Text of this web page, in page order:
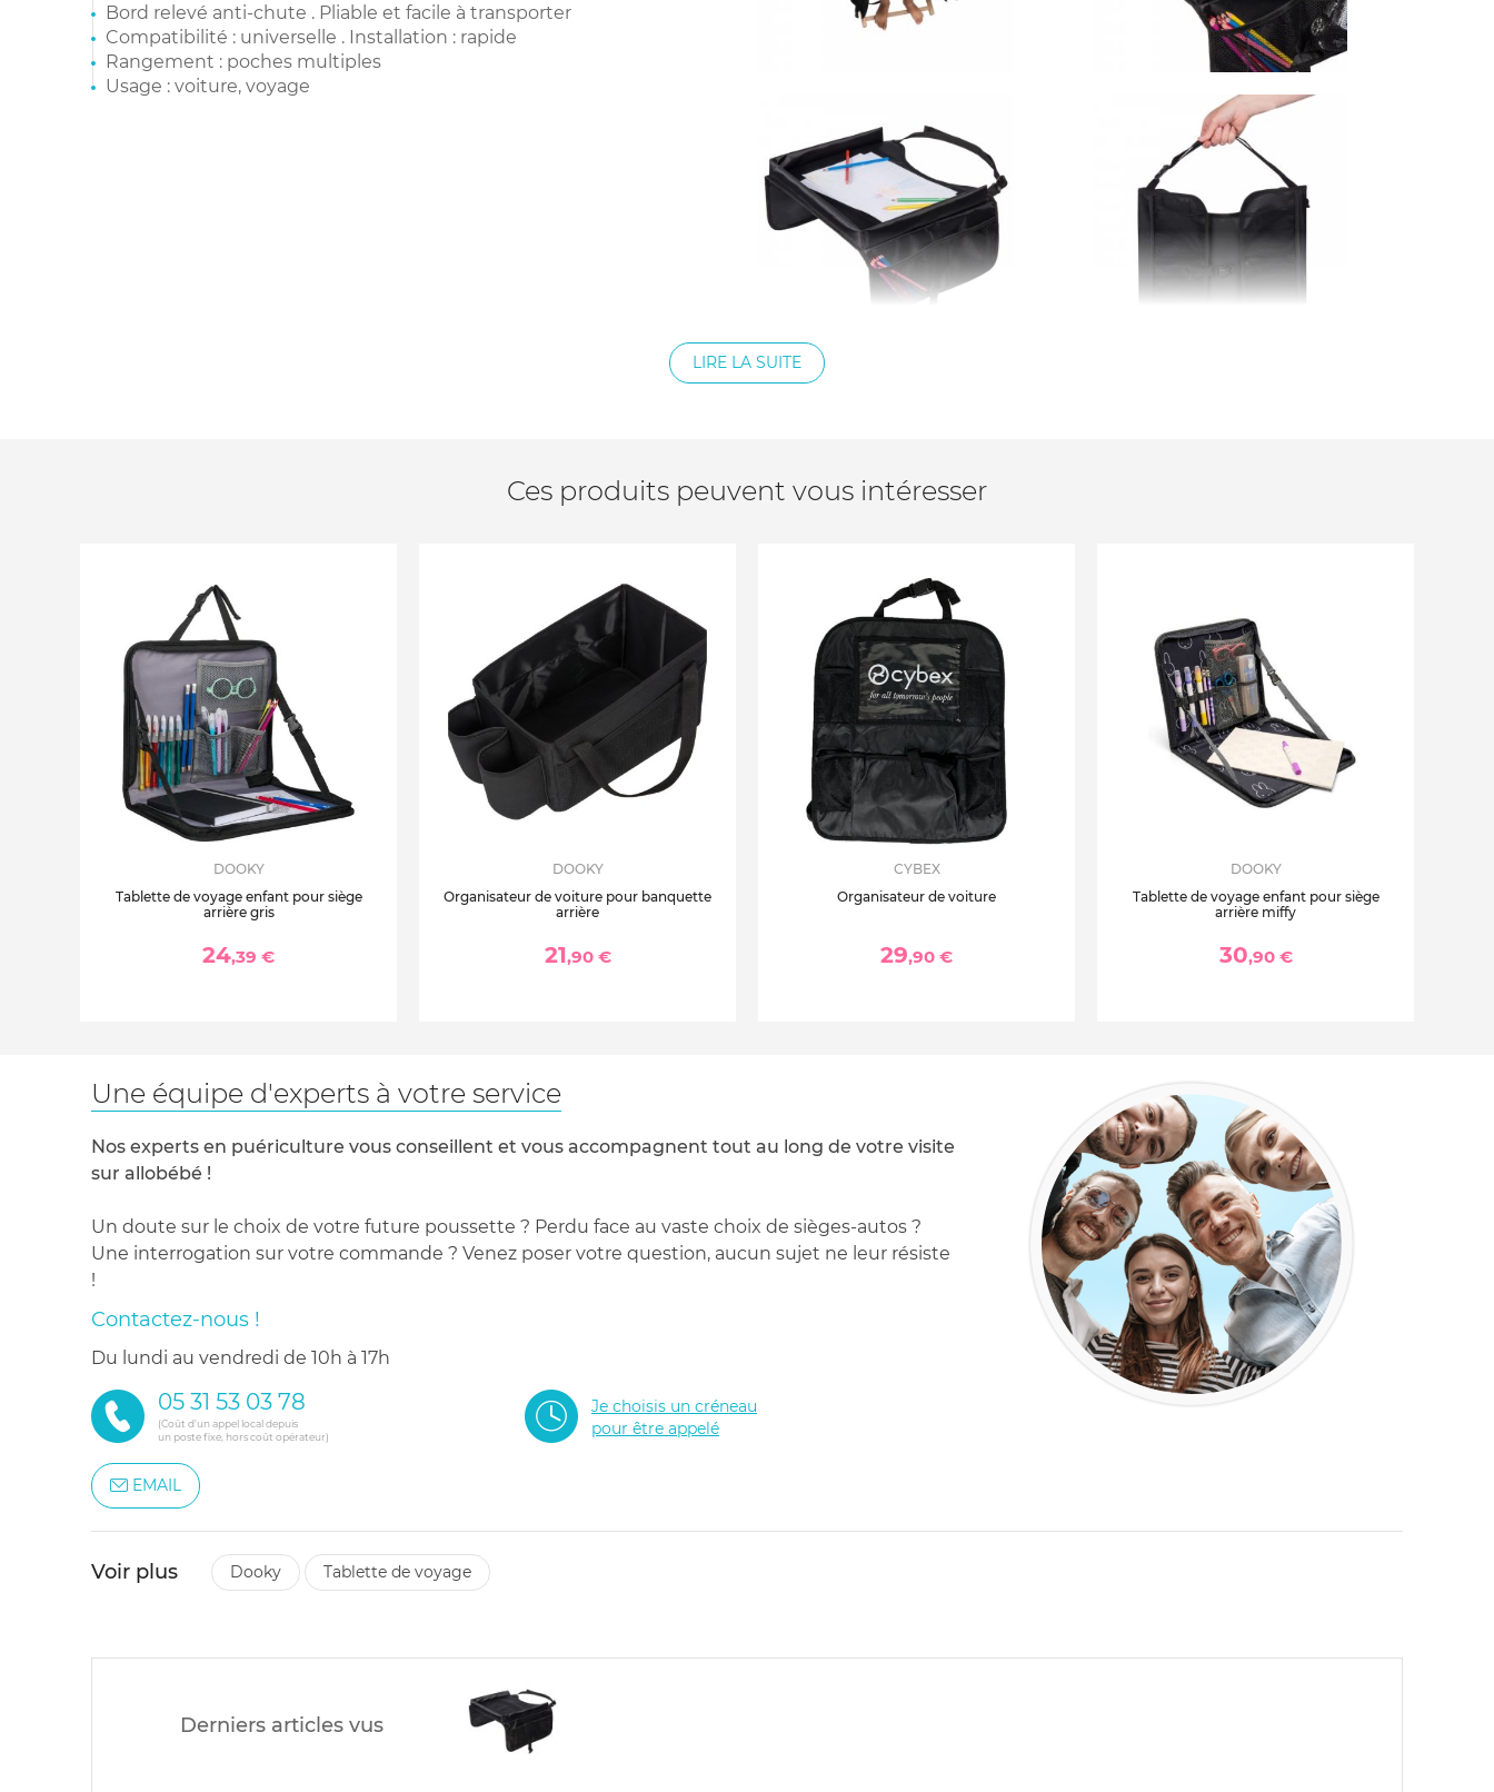
Bord relevé anti-chute . Pliable et facile à transporter
Compatibilité : universelle . Installation : rapide
Rangement : poches multiples
Usage : voiture, voyage
LIRE LA SUITE
Ces produits peuvent vous intéresser
DOOKY
Tablette de voyage enfant pour siège
arrière gris
24,39 €
DOOKY
Organisateur de voiture pour banquette
arrière
21,90 €
CYBEX
Organisateur de voiture
29,90 €
DOOKY
Tablette de voyage enfant pour siège
arrière miffy
30,90 €
Une équipe d'experts à votre service
Nos experts en puériculture vous conseillent et vous accompagnent tout au long de votre visite
sur allobébé !
Un doute sur le choix de votre future poussette ? Perdu face au vaste choix de sièges-autos ?
Une interrogation sur votre commande ? Venez poser votre question, aucun sujet ne leur résiste
!
Contactez-nous !
du lundi au vendredi de 10h à 17h
05 31 53 03 78
(Coût d'un appel local depuis
un poste fixe, hors coût opérateur)
Je choisis un créneau
pour être appelé
EMAIL
Voir plus dooky tablette de voyage
Derniers articles vus